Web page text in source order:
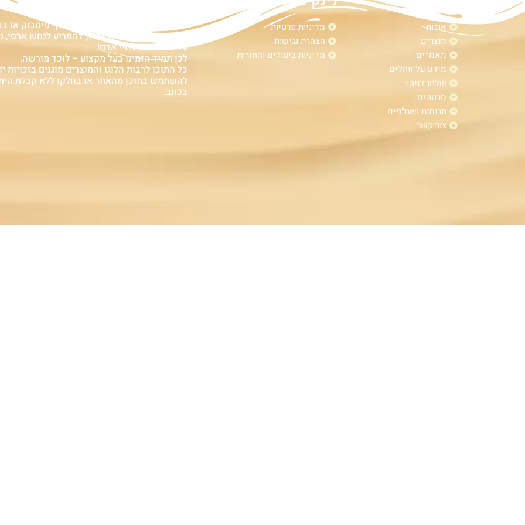
אודות
מוצרים
מאמרים
מידע על זוחלים
שלחו לזיהוי
סרטונים
תרומות ושת"פים
צור קשר
מדיניות פרטיות
הצהרת נגישות
מדיניות ביטולים והחזרות
במוצרים ובמידע המובא באתר, בדף פיסבוק או
אין המלצה לגעת, להתעסק, להפריע לנחש ארסי,
עלולה לעלות בחיי אדם!
לכן תמיד הזמינו בעל מקצוע – לוכד מורשה.
כל התוכן לרבות הלוגו והמוצרים מוגנים בזכויות
להשתמש בתוכן מהאתר או בחלקו ללא קבלת
בכתב.